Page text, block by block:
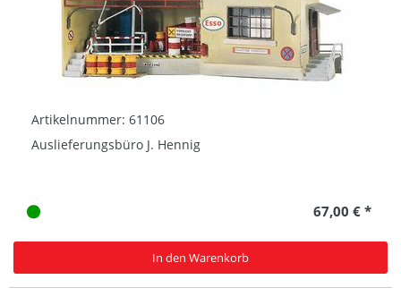
Artikelnummer: 61106
Auslieferungsbüro J. Hennig
67,00 € *
In den Warenkorb